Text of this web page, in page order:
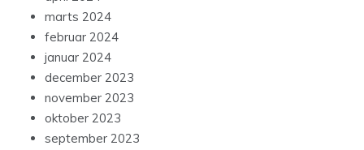
marts 2024
februar 2024
januar 2024
december 2023
november 2023
oktober 2023
september 2023